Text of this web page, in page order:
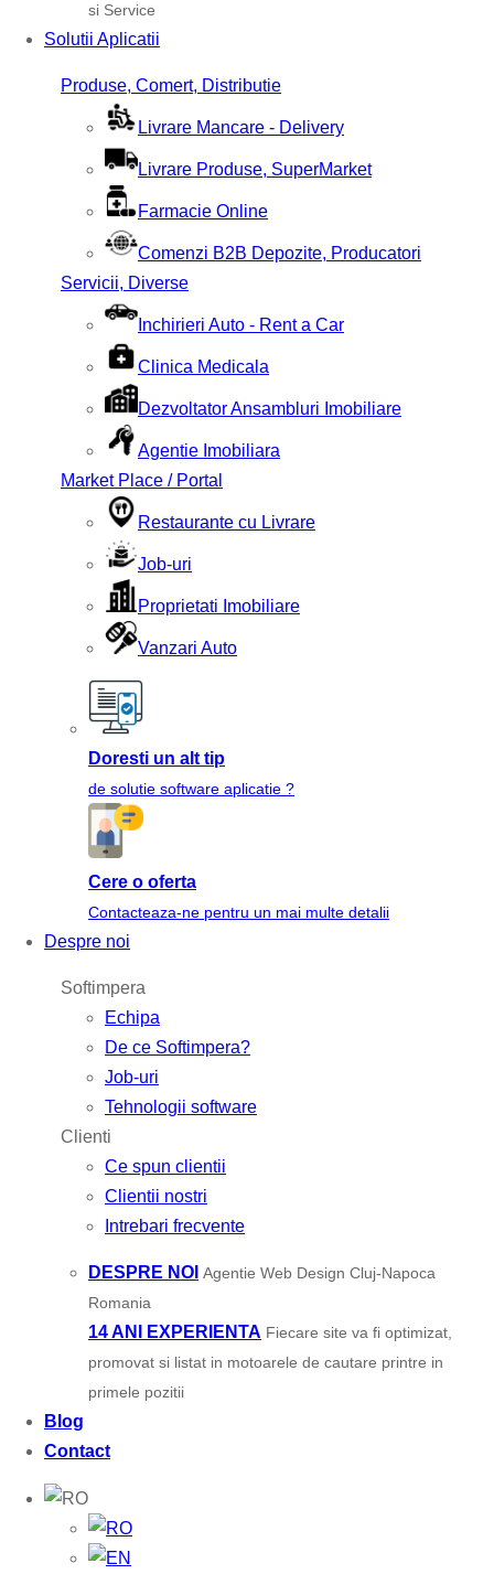
si Service
Solutii Aplicatii
Produse, Comert, Distributie
Livrare Mancare - Delivery
Livrare Produse, SuperMarket
Farmacie Online
Comenzi B2B Depozite, Producatori
Servicii, Diverse
Inchirieri Auto - Rent a Car
Clinica Medicala
Dezvoltator Ansambluri Imobiliare
Agentie Imobiliara
Market Place / Portal
Restaurante cu Livrare
Job-uri
Proprietati Imobiliare
Vanzari Auto
Doresti un alt tip
de solutie software aplicatie ?
Cere o oferta
Contacteaza-ne pentru un mai multe detalii
Despre noi
Softimpera
Echipa
De ce Softimpera?
Job-uri
Tehnologii software
Clienti
Ce spun clientii
Clientii nostri
Intrebari frecvente
DESPRE NOI Agentie Web Design Cluj-Napoca
Romania
14 ANI EXPERIENTA Fiecare site va fi optimizat,
promovat si listat in motoarele de cautare printre in
primele pozitii
Blog
Contact